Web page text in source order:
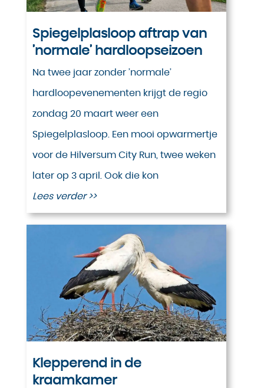
Spiegelplasloop aftrap van
’normale’ hardloopseizoen
Na twee jaar zonder ’normale’
hardloopevenementen krijgt de regio
zondag 20 maart weer een
Spiegelplasloop. Een mooi opwarmertje
voor de Hilversum City Run, twee weken
later op 3 april. Ook die kon
Lees verder >>
Klepperend in de
kraamkamer